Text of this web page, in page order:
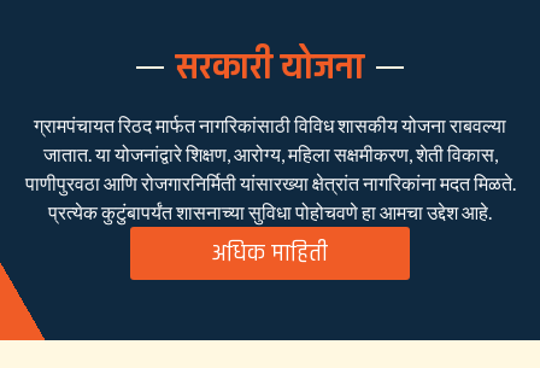
सरकारी योजना
ग्रामपंचायत रिठद मार्फत नागरिकांसाठी विविध शासकीय योजना राबवल्या
जातात. या योजनांद्वारे शिक्षण, आरोग्य, महिला सक्षमीकरण, शेती विकास,
पाणीपुरवठा आणि रोजगारनिर्मिती यांसारख्या क्षेत्रांत नागरिकांना मदत मिळते.
प्रत्येक कुटुंबापर्यंत शासनाच्या सुविधा पोहोचवणे हा आमचा उद्देश आहे.
अधिक माहिती